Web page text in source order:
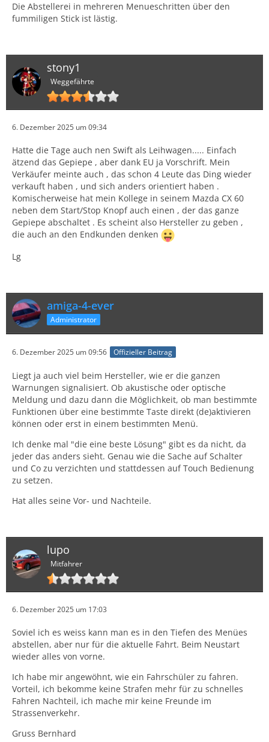
Die Abstellerei in mehreren Menueschritten über den
fummiligen Stick ist lästig.
stony1
Weggefährte
6. Dezember 2025 um 09:34
Hatte die Tage auch nen Swift als Leihwagen..... Einfach
ätzend das Gepiepe , aber dank EU ja Vorschrift. Mein
Verkäufer meinte auch , das schon 4 Leute das Ding wieder
verkauft haben , und sich anders orientiert haben .
Komischerweise hat mein Kollege in seinem Mazda CX 60
neben dem Start/Stop Knopf auch einen , der das ganze
Gepiepe abschaltet . Es scheint also Hersteller zu geben ,
die auch an den Endkunden denken
Lg
amiga-4-ever
Administrator
6. Dezember 2025 um 09:56 Offizieller Beitrag
Liegt ja auch viel beim Hersteller, wie er die ganzen
Warnungen signalisiert. Ob akustische oder optische
Meldung und dazu dann die Möglichkeit, ob man bestimmte
Funktionen über eine bestimmte Taste direkt (de)aktivieren
können oder erst in einem bestimmten Menü.
Ich denke mal "die eine beste Lösung" gibt es da nicht, da
jeder das anders sieht. Genau wie die Sache auf Schalter
und Co zu verzichten und stattdessen auf Touch Bedienung
zu setzen.
Hat alles seine Vor- und Nachteile.
lupo
Mitfahrer
6. Dezember 2025 um 17:03
Soviel ich es weiss kann man es in den Tiefen des Menües
abstellen, aber nur für die aktuelle Fahrt. Beim Neustart
wieder alles von vorne.
Ich habe mir angewöhnt, wie ein Fahrschüler zu fahren.
Vorteil, ich bekomme keine Strafen mehr für zu schnelles
Fahren Nachteil, ich mache mir keine Freunde im
Strassenverkehr.
Gruss Bernhard